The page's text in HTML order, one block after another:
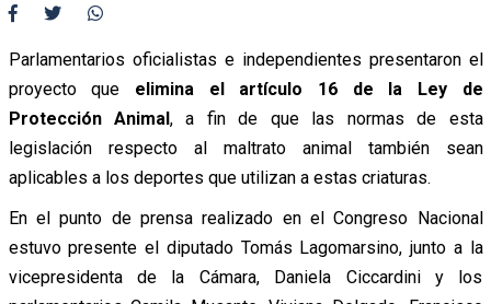
Parlamentarios oficialistas e independientes presentaron el
proyecto que elimina el artículo 16 de la Ley de
Protección Animal, a fin de que las normas de esta
legislación respecto al maltrato animal también sean
aplicables a los deportes que utilizan a estas criaturas.
En el punto de prensa realizado en el Congreso Nacional
estuvo presente el diputado Tomás Lagomarsino, junto a la
vicepresidenta de la Cámara, Daniela Ciccardini y los